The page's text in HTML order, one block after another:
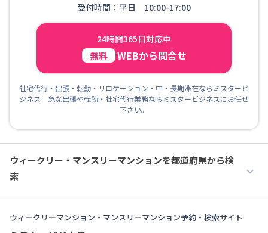
受付時間：平日 10:00-17:00
24時間365日対応中
無料 WEBから問合せ
社宅代行・出張・転勤・リロケーション・中・長期滞在ならミスタービ
ジネス 急な出張や転勤・社宅代行業務ならミスタービジネスにお任せ
下さい。
ウィークリー・マンスリーマンションを都道府県から検
索
ウィークリーマンション・マンスリーマンション予約・検索サイト